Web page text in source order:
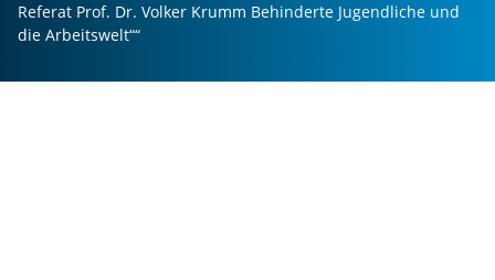
h
Referat Prof. Dr. Volker Krumm Behinderte Jugendliche und
die Arbeitswelt““